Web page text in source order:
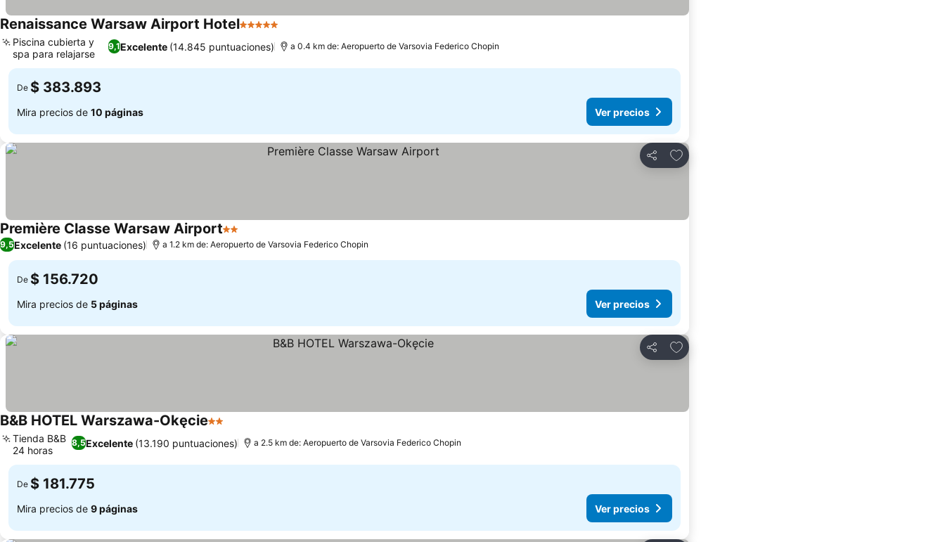
Renaissance Warsaw Airport Hotel5 Estrellas
9,1Excelente (14.845 puntuaciones)
Piscina cubierta y
spa para relajarse
a 0.4 km de: Aeropuerto de Varsovia Federico Chopin
De $ 383.893
Mira precios de 10 páginas Ver precios
Compartir
Agregar a favoritos
Première Classe Warsaw Airport2 Estrellas
9,5Excelente (16 puntuaciones) a 1.2 km de: Aeropuerto de Varsovia Federico Chopin
De $ 156.720
Mira precios de 5 páginas Ver precios
Compartir
Agregar a favoritos
B&B HOTEL Warszawa-Okęcie2 Estrellas
8,5Excelente (13.190 puntuaciones)
Tienda B&B
24 horas
a 2.5 km de: Aeropuerto de Varsovia Federico Chopin
De $ 181.775
Mira precios de 9 páginas Ver precios